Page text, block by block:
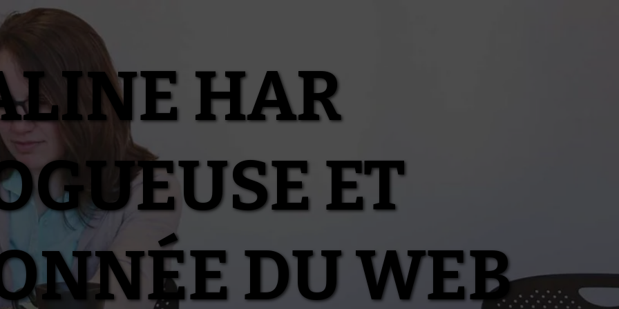
HAR
ET
DU WEB